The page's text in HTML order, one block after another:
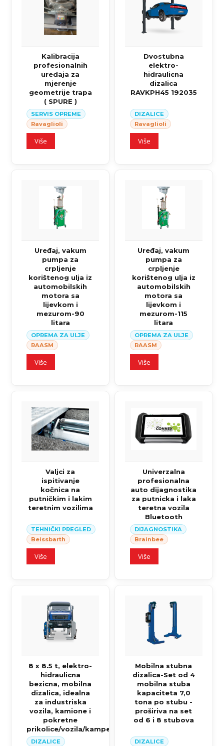
Kalibracija
profesionalnih
uredaja za
mjerenje
geometrije trapa
( SPURE )
SERVIS OPREME
Ravaglioli
Više
Dvostubna
elektro-
hidraulicna
dizalica
RAVKPH45 192035
DIZALICE
Ravaglioli
Više
Uređaj, vakum
pumpa za
crpljenje
korištenog ulja iz
automobilskih
motora sa
lijevkom i
mezurom-90
litara
OPREMA ZA ULJE
RAASM
Više
Uređaj, vakum
pumpa za
crpljenje
korištenog ulja iz
automobilskih
motora sa
lijevkom i
mezurom-115
litara
OPREMA ZA ULJE
RAASM
Više
Valjci za
ispitivanje
kočnica na
putničkim i lakim
teretnim vozilima
TEHNIČKI PREGLED
Beissbarth
Više
Univerzalna
profesionalna
auto dijagnostika
za putnicka i laka
teretna vozila
Bluetooth
DIJAGNOSTIKA
Brainbee
Više
8 x 8.5 t, elektro-
hidraulicna
bezicna, mobilna
dizalica, idealna
za industriska
vozila, kamione i
pokretne
prikolice/vozila/kampere
DIZALICE
Mobilna stubna
dizalica-Set od 4
mobilna stuba
kapaciteta 7,0
tona po stubu -
proširiva na set
od 6 i 8 stubova
DIZALICE